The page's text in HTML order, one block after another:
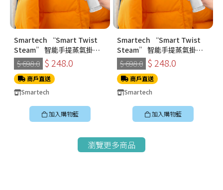
Smartech “Smart Twist
Steam” 智能手提蒸氣掛燙
機 (SS-8108)
$ 698.0 $ 248.0
商戶直送
Smartech
加入購物籃
Smartech “Smart Twist
Steam” 智能手提蒸氣掛燙
機 (SS-8108)
$ 698.0 $ 248.0
商戶直送
Smartech
加入購物籃
瀏覽更多商品